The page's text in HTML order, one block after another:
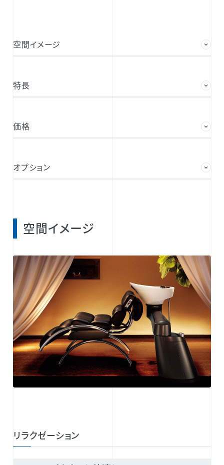
空間イメージ
特長
価格
オプション
空間イメージ
リラクゼーション